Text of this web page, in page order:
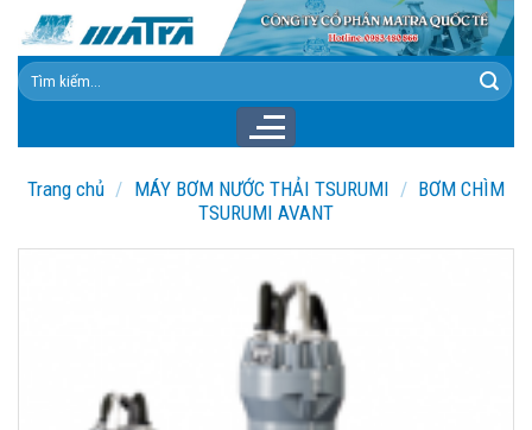
content
Tìm
kiếm:
Trang chủ / MÁY BƠM NƯỚC THẢI TSURUMI / BƠM CHÌM
TSURUMI AVANT